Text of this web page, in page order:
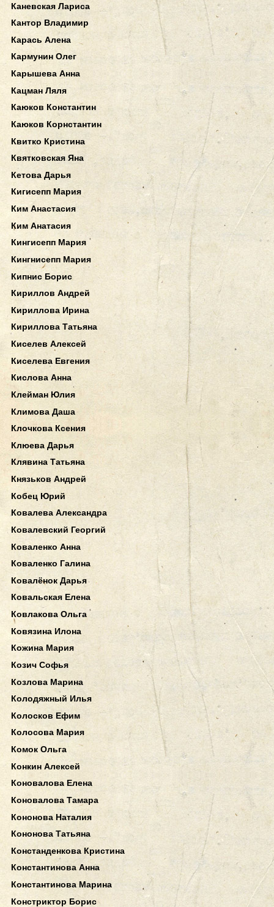
Каневская Лариса
Кантор Владимир
Карась Алена
Кармунин Олег
Карышева Анна
Кацман Ляля
Каюков Константин
Каюков Корнстантин
Квитко Кристина
Квятковская Яна
Кетова Дарья
Кигисепп Мария
Ким Анастасия
Ким Анатасия
Кингисепп Мария
Кингнисепп Мария
Кипнис Борис
Кириллов Андрей
Кириллова Ирина
Кириллова Татьяна
Киселев Алексей
Киселева Евгения
Кислова Анна
Клейман Юлия
Климова Даша
Клочкова Ксения
Клюева Дарья
Клявина Татьяна
Князьков Андрей
Кобец Юрий
Ковалева Александра
Ковалевский Георгий
Коваленко Анна
Коваленко Галина
Ковалёнок Дарья
Ковальская Елена
Ковлакова Ольга
Ковязина Илона
Кожина Мария
Козич Софья
Козлова Марина
Колодяжный Илья
Колосков Ефим
Колосова Мария
Комок Ольга
Конкин Алексей
Коновалова Елена
Коновалова Тамара
Кононова Наталия
Кононова Татьяна
Констанденкова Кристина
Константинова Анна
Константинова Марина
Констриктор Борис